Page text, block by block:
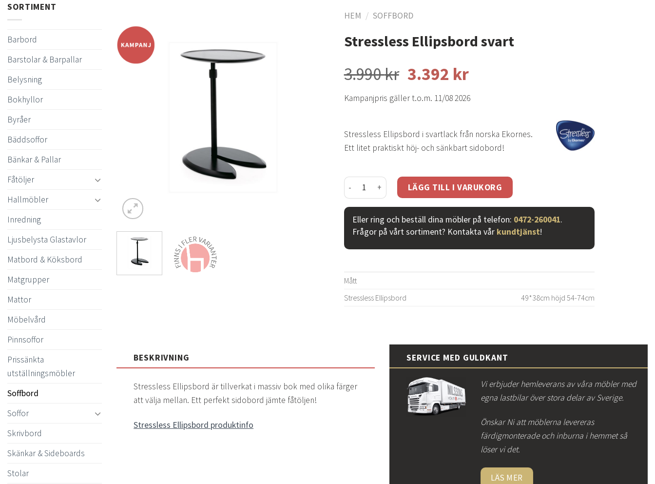
SORTIMENT
Barbord
Barstolar & Barpallar
Belysning
Bokhyllor
Byråer
Bäddsoffor
Bänkar & Pallar
Fåtöljer
Hallmöbler
Inredning
Ljusbelysta Glastavlor
Matbord & Köksbord
Matgrupper
Mattor
Möbelvård
Pinnsoffor
Prissänkta
utställningsmöbler
Soffbord
Soffor
Skrivbord
Skänkar & Sideboards
Stolar
HEM / SOFFBORD
Stressless Ellipsbord svart
3.990kr 3.392 kr
Kampanjpris gäller t.o.m. 11/08 2026
Stressless Ellipsbord i svartlack från norska Ekornes.
Ett litet praktiskt höj- och sänkbart sidobord!
Stressless Ellipsbord svart mängd
LÄGG TILL I VARUKORG
Eller ring och beställ dina möbler på telefon: 0472-260041.
Frågor på vårt sortiment? Kontakta vår kundtjänst!
Mått
Stressless Ellipsbord
49*38cm höjd 54-74cm
BESKRIVNING
Stressless Ellipsbord är tillverkat i massiv bok med olika färger
att välja mellan. Ett perfekt sidobord jämte fåtöljen!
Stressless Ellipsbord produktinfo
SERVICE MED GULDKANT
Vi erbjuder hemleverans av våra möbler med
egna lastbilar över stora delar av Sverige.
Önskar Ni att möblerna levereras
färdigmonterade och inburna i hemmet så
löser vi det.
LÄS MER